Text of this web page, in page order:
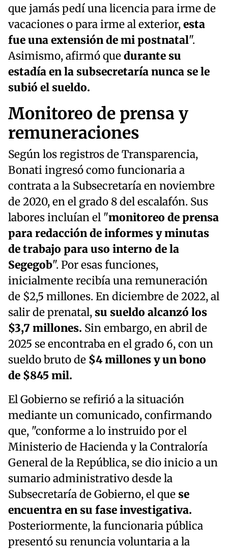
que jamás pedí una licencia para irme de
vacaciones o para irme al exterior,esta
fue una extensión de mi postnatal".
Asimismo, afirmó quedurante su
estadía en la subsecretaría nunca se le
subió el sueldo.
Monitoreo de prensa y
remuneraciones
Según los registros de Transparencia,
Bonati ingresó como funcionaria a
contrata a la Subsecretaría en noviembre
de 2020, en el grado 8 del escalafón. Sus
labores incluían el "monitoreo de prensa
para redacción de informes y minutas
de trabajo para uso interno de la
Segegob". Por esas funciones,
inicialmente recibía una remuneración
de $2,5 millones. En diciembre de 2022, al
salir de prenatal, su sueldo alcanzó los
$3,7 millones. Sin embargo, en abril de
2025 se encontraba en el grado 6, con un
sueldo bruto de $4 millones y un bono
de $845 mil.
El Gobierno se refirió a la situación
mediante un comunicado, confirmando
que, "conforme a lo instruido por el
Ministerio de Hacienda y la Contraloría
General de la República, se dio inicio a un
sumario administrativo desde la
Subsecretaría de Gobierno, el que se
encuentra en su fase investigativa.
Posteriormente, la funcionaria pública
presentó su renuncia voluntaria a la